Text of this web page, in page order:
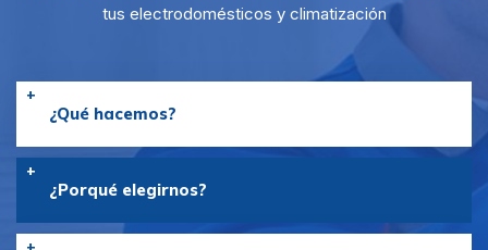
tus electrodomésticos y climatización
¿Qué hacemos?
¿Porqué elegirnos?